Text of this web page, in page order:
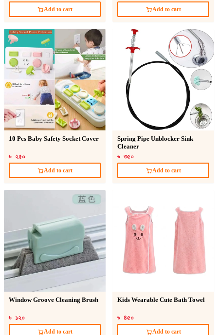
Add to cart Add to cart
10 Pcs Baby Safety Socket Cover
৳ ২৫০
Add to cart
Spring Pipe Unblocker Sink
Cleaner
৳ ৩৫০
Add to cart
Window Groove Cleaning Brush
৳ ১২০
Add to cart
Kids Wearable Cute Bath Towel
৳ ৪৫০
Add to cart